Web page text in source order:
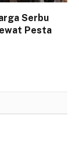
Serbu
Pesta